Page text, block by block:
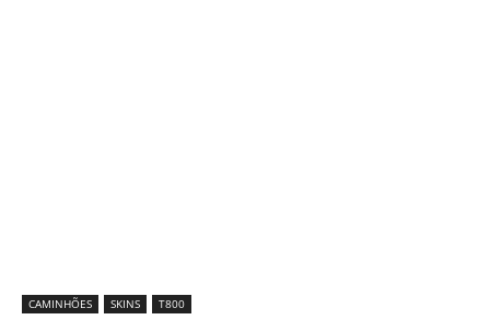
CAMINHÕES SKINS T800